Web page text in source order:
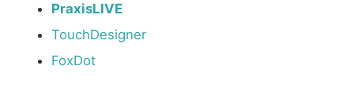
PraxisLIVE
TouchDesigner
FoxDot